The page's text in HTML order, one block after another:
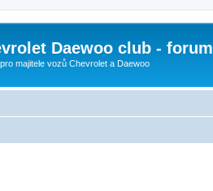
Daewoo club - forum
majitele vozů Chevrolet a Daewoo